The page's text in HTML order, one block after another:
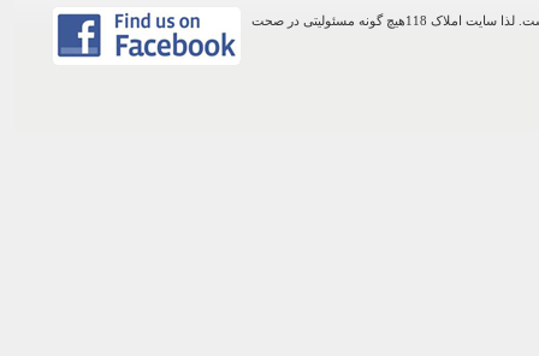
اطلاعات موجود در این وب سایت از طریق کاربران عمومی سایت ثبت شده است. لذا سایت املاک 118هیچ گونه مسئولیتی در صحت